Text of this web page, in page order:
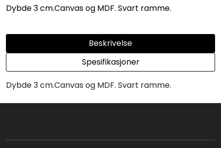
Dybde 3 cm.Canvas og MDF. Svart ramme.
Beskrivelse
Spesifikasjoner
Dybde 3 cm.Canvas og MDF. Svart ramme.